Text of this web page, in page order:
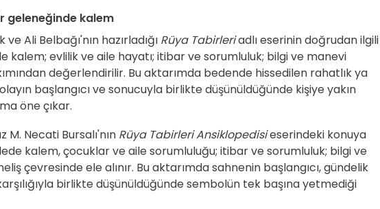
geleneğinde kalem
ve Ali Belbağı'nın hazırladığı Rüya Tabirleriadlı eserinin doğrudan ilgili
kalem; evlilik ve aile hayatı; itibar ve sorumluluk; bilgi ve manevi
değerlendirilir. Bu aktarımda bedende hissedilen rahatlık ya
başlangıcı ve sonucuyla birlikte düşünüldüğünde kişiye yakın
öne çıkar.
M. Necati Bursalı'nın Rüya Tabirleri Ansiklopedisieserindeki konuya
kalem, çocuklar ve aile sorumluluğu; itibar ve sorumluluk; bilgi ve
çevresinde ele alınır. Bu aktarımda sahnenin başlangıcı, gündelik
birlikte düşünüldüğünde sembolün tek başına yetmediği